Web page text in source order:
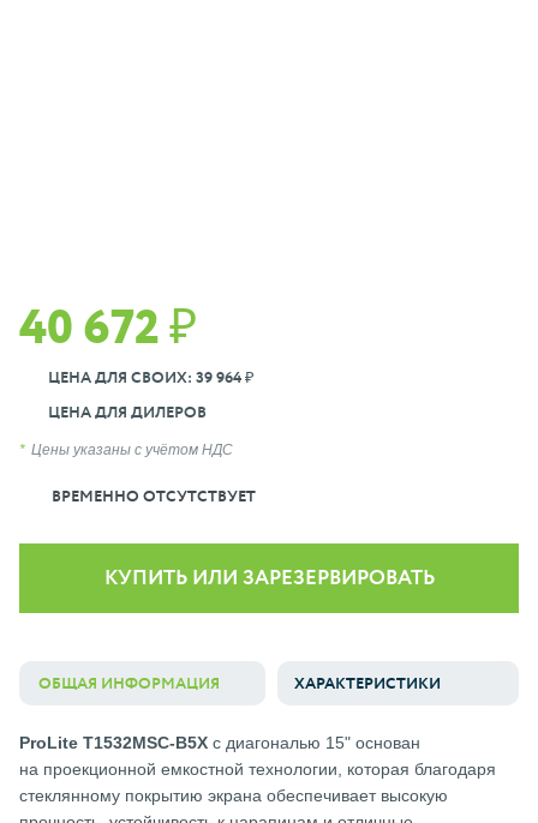
40 672 ₽
ЦЕНА ДЛЯ СВОИХ: 39 964 ₽
ЦЕНА ДЛЯ ДИЛЕРОВ
Цены указаны с учётом НДС
ВРЕМЕННО ОТСУТСТВУЕТ
КУПИТЬ ИЛИ ЗАРЕЗЕРВИРОВАТЬ
ОБЩАЯ ИНФОРМАЦИЯ ХАРАКТЕРИСТИКИ
ProLite T1532MSC-B5X с диагональю 15" основан
на проекционной емкостной технологии, которая благодаря
стеклянному покрытию экрана обеспечивает высокую